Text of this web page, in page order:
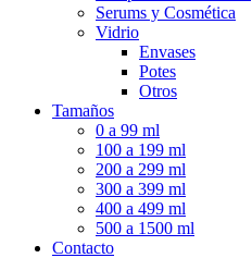
Serums y Cosmética
Vidrio
Envases
Potes
Otros
Tamaños
0 a 99 ml
100 a 199 ml
200 a 299 ml
300 a 399 ml
400 a 499 ml
500 a 1500 ml
Contacto